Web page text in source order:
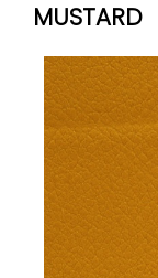
MUSTARD